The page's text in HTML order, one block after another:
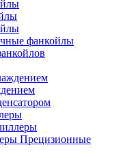
фанкойлы
Прецизионные